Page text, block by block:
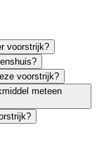
voorstrijk?
voorstrijk?
meteen